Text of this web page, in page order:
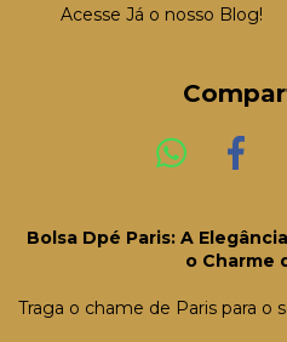
Acesse Já o nosso Blog!
Bolsa Dpé Paris: A
o Charme
Traga o chame de Paris para o